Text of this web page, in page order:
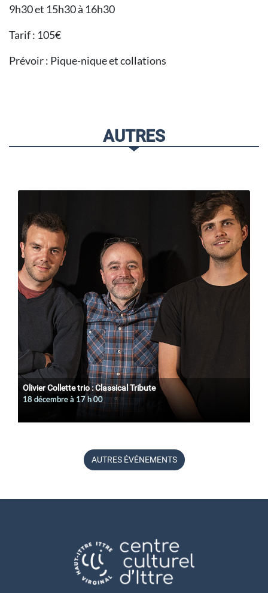
9h30 et 15h30 à 16h30
Tarif : 105€
Prévoir : Pique-nique et collations
AUTRES
Olivier Collette trio : Classical Tribute
18 décembre à 17 h 00
AUTRES ÉVÉNEMENTS